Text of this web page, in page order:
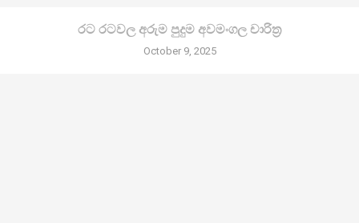
රට රටවල අරුම පුදුම අවමංගල චාරිත්‍ර
October 9, 2025